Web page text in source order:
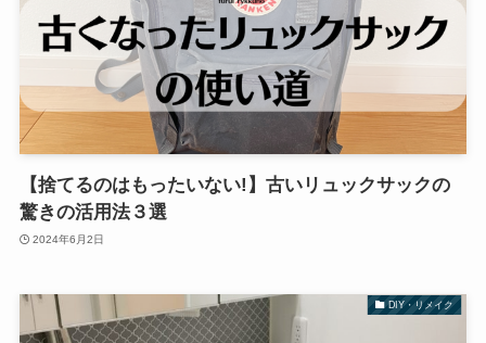
【捨てるのはもったいない!】古いリュックサックの
驚きの活用法３選
2024年6月2日
DIY・リメイク